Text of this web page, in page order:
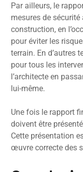
Par ailleurs, le
mesures de
construction, en
pour éviter les
terrain. En d’autres
pour tous les
l’architecte en
lui-même.
Une fois le rapport
doivent être
Cette présentation
œuvre correcte des